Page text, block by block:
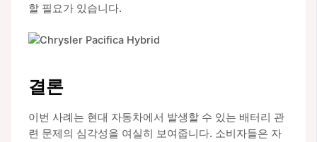
할 필요가 있습니다.
결론
이번 사례는 현대 자동차에서 발생할 수 있는 배터리 관
련 문제의 심각성을 여실히 보여줍니다. 소비자들은 자